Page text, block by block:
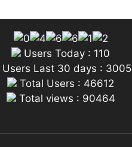
Users Today : 110
Users Last 30 days : 3005
Total Users : 46612
Total views : 90464